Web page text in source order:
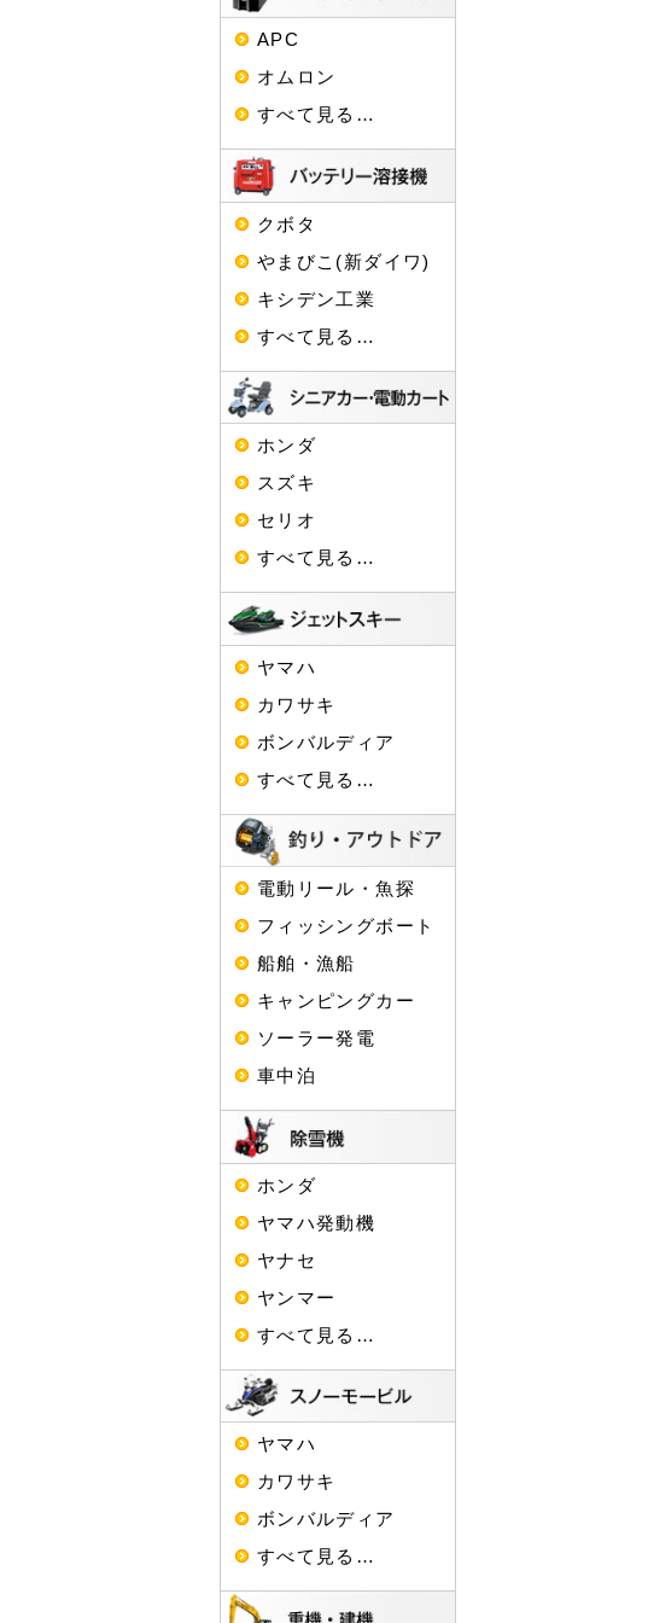
APC
オムロン
すべて見る…
クボタ
やまびこ(新ダイワ)
キシデン工業
すべて見る…
ホンダ
スズキ
セリオ
すべて見る…
ヤマハ
カワサキ
ボンバルディア
すべて見る…
電動リール・魚探
フィッシングボート
船舶・漁船
キャンピングカー
ソーラー発電
車中泊
ホンダ
ヤマハ発動機
ヤナセ
ヤンマー
すべて見る…
ヤマハ
カワサキ
ボンバルディア
すべて見る…